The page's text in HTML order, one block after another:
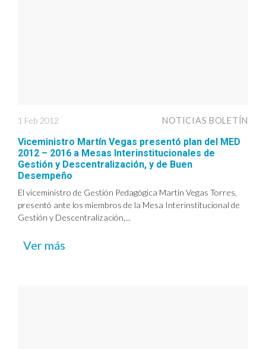
1 Feb 2012 NOTICIAS BOLETÍN
Viceministro Martín Vegas presentó plan del MED
2012 – 2016 a Mesas Interinstitucionales de
Gestión y Descentralización, y de Buen
Desempeño
El viceministro de Gestión Pedagógica Martín Vegas Torres,
presentó ante los miembros de la Mesa Interinstitucional de
Gestión y Descentralización,...
Ver más